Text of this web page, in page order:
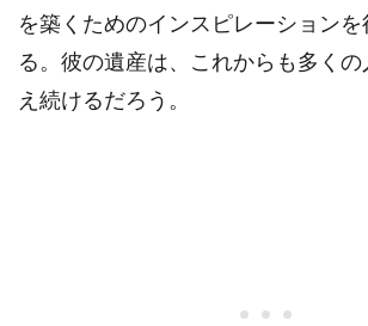
を築くためのインスピレーションを
る。彼の遺産は、これからも多く
え続けるだろう。